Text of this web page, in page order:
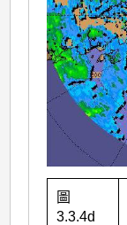
圖
3.3.4d